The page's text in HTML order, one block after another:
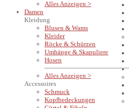
Alles Anzeigen >
Damen
Kleidung
Blusen & Wams
Kleider
Röcke & Schürzen
Umhänge & Skapuliere
Hosen
Alles Anzeigen >
Accessoires
Schmuck
Kopfbedeckungen